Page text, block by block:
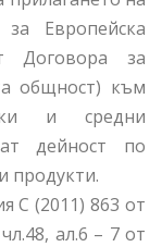
Европейска
Договора за
общност) към
и средни
дейност по
продукти.
С (2011) 863 от
ал.6 – 7 от